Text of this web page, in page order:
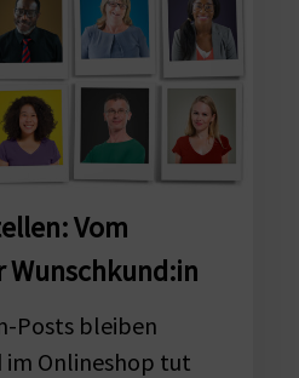
Vom
Posts bleiben
Onlineshop tut